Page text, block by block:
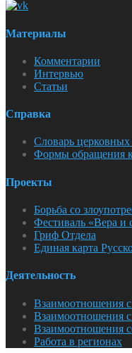
Материалы
Комментарии
Интервью
Статьи
Справка
Словарь
Формы обращения к
Проекты
Борьба со
Фестиваль «Вера и
Гриф Отдела
Единая карта
Деятельность
Взаимоотношения
Взаимоотношения
Взаимоотношения
Работа в регионах